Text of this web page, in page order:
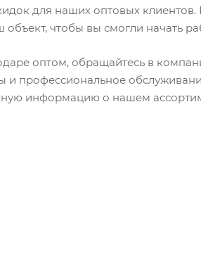
для наших оптовых
чтобы вы смогли начать
оптом, обращайтесь в
профессиональное
информацию о нашем